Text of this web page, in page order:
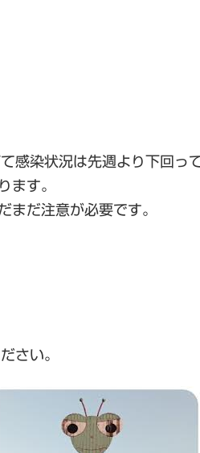
感染状況は先週より下回っ
ます。
まだ注意が必要です。
さい。